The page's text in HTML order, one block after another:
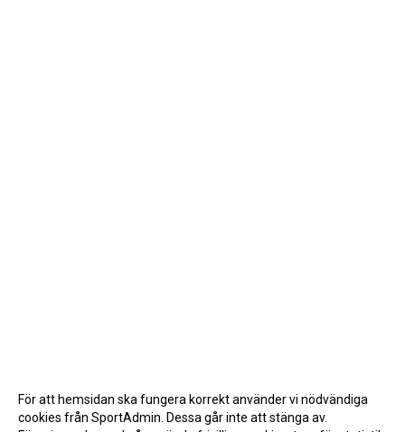
För att hemsidan ska fungera korrekt använder vi nödvändiga
cookies från SportAdmin. Dessa går inte att stänga av.